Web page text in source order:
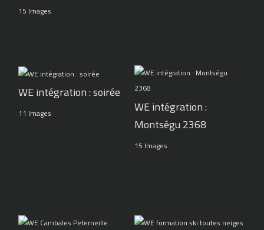
15 Images
WE intégration : soirée
11 Images
WE intégration :
Montségu 2368
15 Images